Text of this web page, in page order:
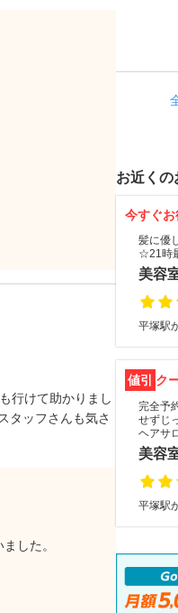
行けて助かりまし
タッフさんも気さ
した。
お近くの
今すぐ
髪に優
☆21時
美容
平塚駅
値引 ク
完全予
せずじ
ヘアサ
美容
平塚駅